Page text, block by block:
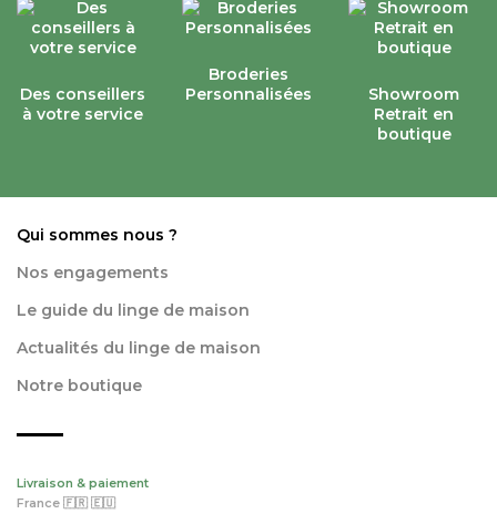
Des conseillers
à votre service
Broderies
Personnalisées
Showroom
Retrait en
boutique
Qui sommes nous ?
Nos engagements
Le guide du linge de maison
Actualités du linge de maison
Notre boutique
Livraison & paiement
France 🇫🇷 🇪🇺